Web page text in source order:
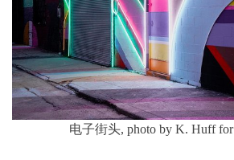
电子街头, photo by K. Huff